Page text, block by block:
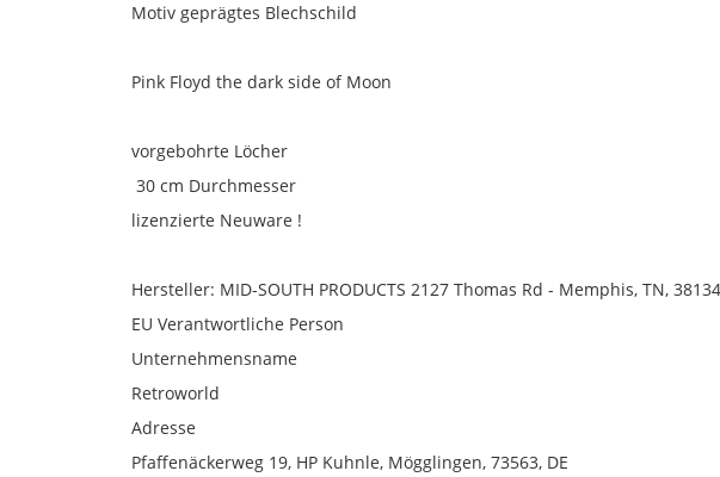
Motiv geprägtes Blechschild
Pink Floyd the dark side of Moon
vorgebohrte Löcher
30 cm Durchmesser
lizenzierte Neuware !
Hersteller: MID-SOUTH PRODUCTS 2127 Thomas Rd - Memphis, TN,
EU Verantwortliche Person
Unternehmensname
Retroworld
Adresse
Pfaffenäckerweg 19, HP Kuhnle, Mögglingen, 73563, DE